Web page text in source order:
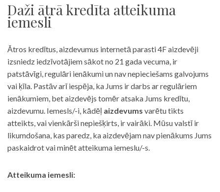
Daži ātrā kredīta atteikuma
iemesli
Ātros kredītus, aizdevumus internetā parasti 4F aizdevēji
izsniedz iedzīvotājiem sākot no 21 gada vecuma, ir
patstāvīgi, regulāri ienākumi un nav nepieciešams galvojums
vai ķīla. Pastāv arī iespēja, ka Jums ir darbs ar regulāriem
ienākumiem, bet aizdevējs tomēr atsaka Jums kredītu,
aizdevumu. Iemesls/-i, kādēļ aizdevums varētu tikts
atteikts, vai vienkārši nepiešķirts, ir vairāki. Mūsu valstī ir
likumdošana, kas paredz, ka aizdevējam nav pienākums Jums
paskaidrot vai minēt atteikuma iemeslu/-s.
Atteikuma iemesli: